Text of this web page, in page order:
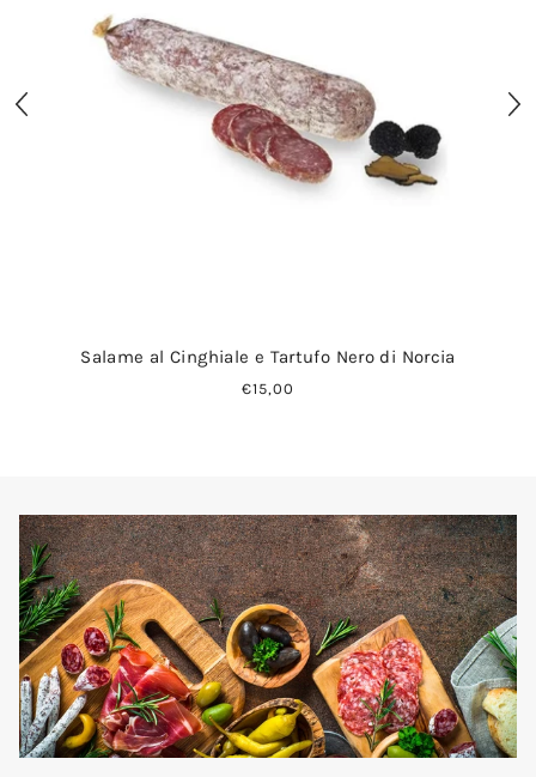
Salame al Cinghiale e Tartufo Nero di Norcia
€15,00